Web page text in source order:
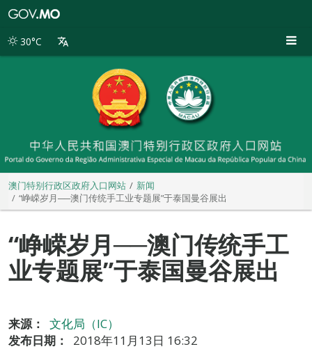
别
30°C
澳门特别行政区政府入口网站
新闻
“峥嵘岁月──澳门传统手工业专题展”于泰国曼谷展出
“峥嵘岁月──澳门传统手工
业专题展”于泰国曼谷展出
来源：
文化局（IC）
发布日期：
2018年11月13日 16:32